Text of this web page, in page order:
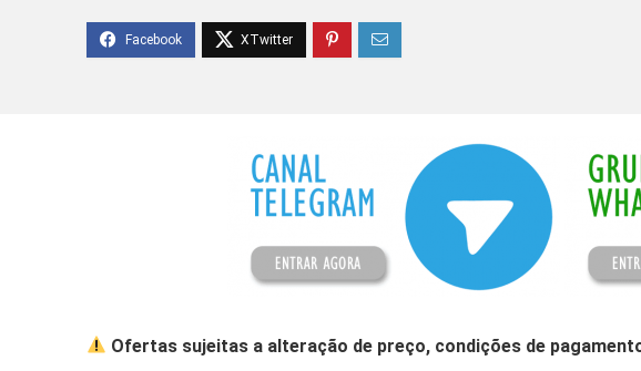
Ofertas sujeitas a alteração de preço, condições de